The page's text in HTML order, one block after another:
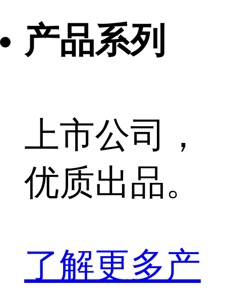
产品系列
上市公司，
优质出品。
了解更多产